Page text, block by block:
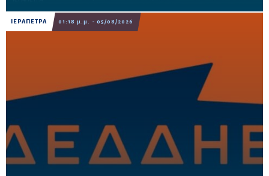
ΙΕΡΑΠΕΤΡΑ 01:18 μ.μ. - 05/08/2026